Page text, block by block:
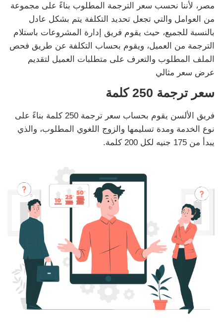
مصر، لأننا نحسب سعر الترجمة المطلوب بناءً على مجموعة
من العوامل والتي تجعل تحديد التكلفة يتم بشكل عادل
بالنسبة للجميع، حيث يقوم فريق إدارة المشروعات باستلام
الترجمة من العميل، ويقوم بحساب التكلفة عن طريق فحص
الملف المطلوب والتعرف على متطلبات العميل لتقديم
عرض سعر مثالي
سعر ترجمة 250 كلمة
فريق الألسن يقوم بحساب سعر ترجمة 250 كلمة بناءً على
نوع الخدمة ومدة تسليمها والزوج اللغوي المطلوب، والذي
يبدأ من 175 جنيه لكل 200 كلمة.